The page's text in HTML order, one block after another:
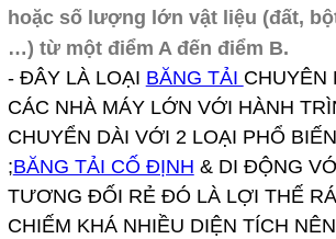
hoặc số lượng lớn vật liệu (đất,
…) từ một điểm A đến điểm B.
- ĐÂY LÀ LOẠI BĂNG TẢI CHUYÊN
CÁC NHÀ MÁY LỚN VỚI HÀNH
CHUYỂN DÀI VỚI 2 LOẠI PHỔ
;BĂNG TẢI CỐ ĐỊNH & DI ĐỘNG
TƯƠNG ĐỐI RẺ ĐÓ LÀ LỢI THẾ
CHIẾM KHÁ NHIỀU DIỆN TÍCH